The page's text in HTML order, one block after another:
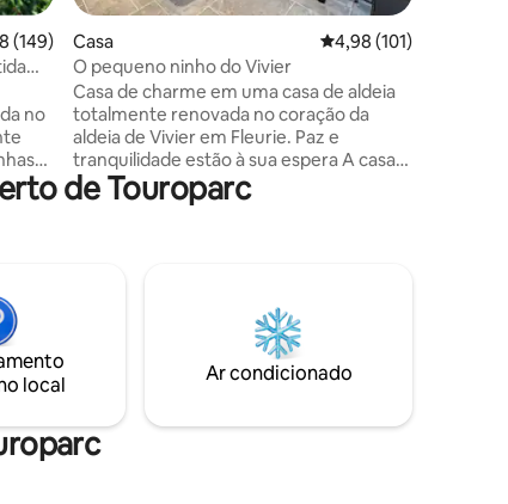
média de 4,78 em 5 estrelas, 149avaliações
(149)
no
de
de
Casa Classificação média
4,98 (101)
O pequeno ninho do Vivier
Casa de charme em uma casa de aldeia
totalmente renovada no coração da
aldeia de Vivier em Fleurie. Paz e
tranquilidade estão à sua espera A casa
tem um terraço Tropézien de 15m2 sem
vizinhos com uma cobertura de sombra
estação. Venha relaxar no campo no
coração de Beaujolais e Mâconnais.
Nossa casa de campo lhe dá as boas-
vindas para uma estadia agradável.
de Touroparc
local
Ar condicionado